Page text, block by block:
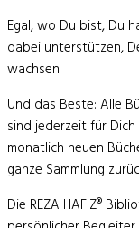
Egal, wo Du bist, Du
dabei unterstützen,
wachsen.
Und das Beste: Alle
sind jederzeit für
monatlich neuen
ganze Sammlung
Die REZA HAFIZ®